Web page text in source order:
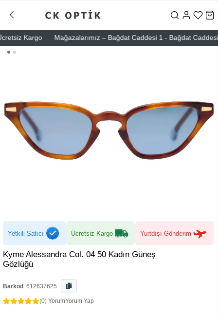
Kargo Mağazalarımız – Bağdat Caddesi 1 - Bağdat Caddesi
Yetkili Satıcı Ücretsiz Kargo Yurtdışı Gönderim
Kyme Alessandra Col. 04 50 Kadın Güneş
Gözlüğü
Barkod : 612637625
(0) YorumYorum Yap